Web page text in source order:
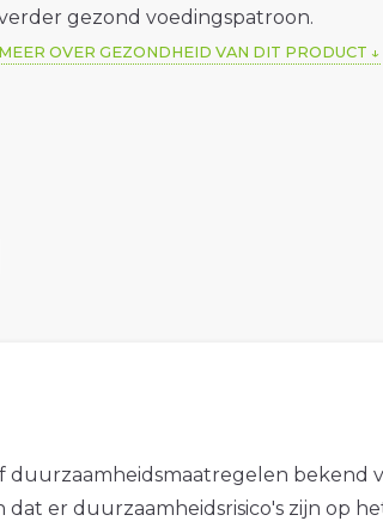
gezond voedingspatroon.
MEER OVER GEZONDHEID VAN DIT PRODUCT
duurzaamheidsmaatregelen bekend
er duurzaamheidsrisico's zijn op